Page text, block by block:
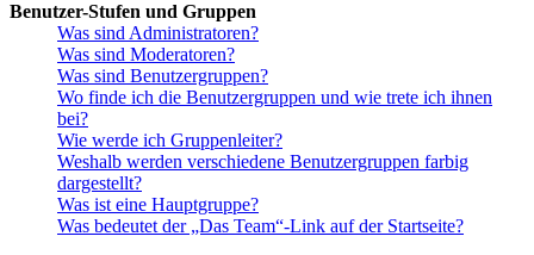
Benutzer-Stufen und Gruppen
Was sind Administratoren?
Was sind Moderatoren?
Was sind Benutzergruppen?
Wo finde ich die Benutzergruppen und wie trete ich ihnen
bei?
Wie werde ich Gruppenleiter?
Weshalb werden verschiedene Benutzergruppen farbig
dargestellt?
Was ist eine Hauptgruppe?
Was bedeutet der „Das Team“-Link auf der Startseite?